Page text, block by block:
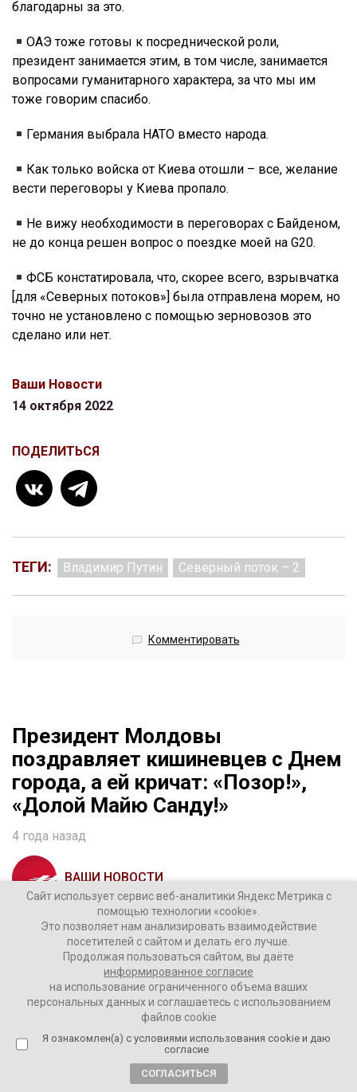
благодарны за это.
ОАЭ тоже готовы к посреднической роли,
президент занимается этим, в том числе, занимается
вопросами гуманитарного характера, за что мы им
тоже говорим спасибо.
Германия выбрала НАТО вместо народа.
Как только войска от Киева отошли – все, желание
вести переговоры у Киева пропало.
Не вижу необходимости в переговорах с Байденом,
не до конца решен вопрос о поездке моей на G20.
ФСБ констатировала, что, скорее всего, взрывчатка
[для «Северных потоков»] была отправлена морем, но
точно не установлено с помощью зерновозов это
сделано или нет.
Ваши Новости
14 октября 2022
ПОДЕЛИТЬСЯ
ТЕГИ: Владимир Путин Северный поток – 2
Комментировать
Президент Молдовы
поздравляет кишиневцев с Днем
города, а ей кричат: «Позор!»,
«Долой Майю Санду!»
4 года назад
ВАШИ НОВОСТИ
Президент Молдовы поздравляет кишиневцев с
Днем города, а ей кричат: «Позор!», «Долой Майю
В Кишиневе проходят антиправительственные
митинги, протестующие пытаются устанавливать
палатки на проезжей части, но полицейские проводят
жесткие задержания.
Сайт использует сервис веб-аналитики Яндекс Метрика с
помощью технологии «cookie».
Это позволяет нам анализировать взаимодействие
посетителей с сайтом и делать его лучше.
Продолжая пользоваться сайтом, вы даёте
информированное согласие
на использование ограниченного объема ваших
персональных данных и соглашаетесь с использованием
файлов cookie
Я ознакомлен(а) с условиями использования cookie и даю
согласие
СОГЛАСИТЬСЯ